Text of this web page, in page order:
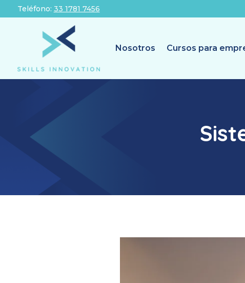
Teléfono: 33 1781 7456
Nosotros Cursos para